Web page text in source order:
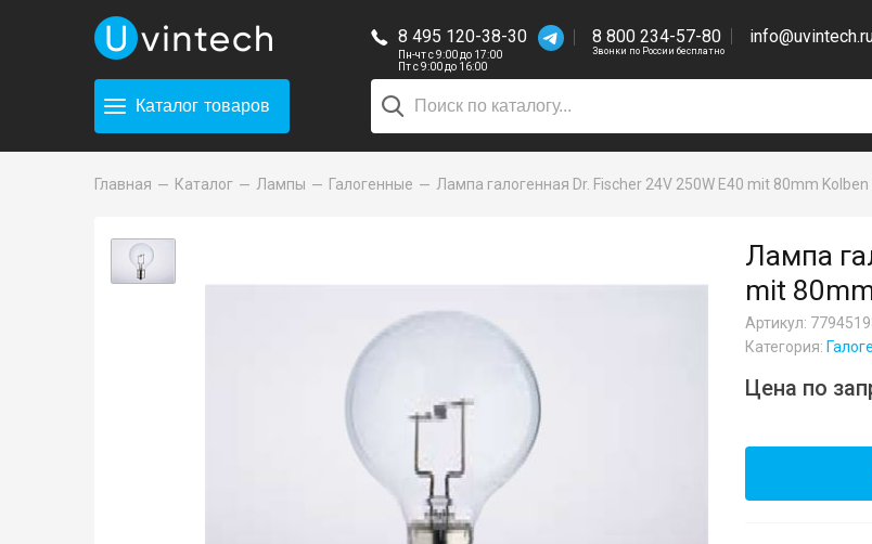
8 495 120-38-30
Пн-чт с 9:00 до 17:00
Пт с 9:00 до 16:00
8 800 234-57-80
Звонки по России бесплатно
Каталог товаров
Главная Каталог Лампы Галогенные Лампа галогенная Dr. Fischer 24V 250W E40 mit 80mm Kolben
Лампа
mit
Артикул:
Категория:
Цена по